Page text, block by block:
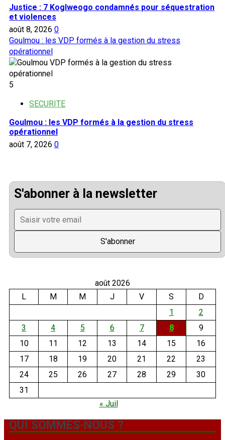
Justice : 7 Koglweogo condamnés pour séquestration
et violences
août 8, 2026 0
Goulmou : les VDP formés à la gestion du stress
opérationnel
5
SECURITE
Goulmou : les VDP formés à la gestion du stress
opérationnel
août 7, 2026 0
S'abonner à la newsletter
août 2026
L
M M J V S
D
1
2
3
4 5 6 7 8
9
10
11 12 13 14 15
16
17
18 19 20 21 22
23
24
25 26 27 28 29
30
31
« Juil
QUI SOMMES-NOUS ?